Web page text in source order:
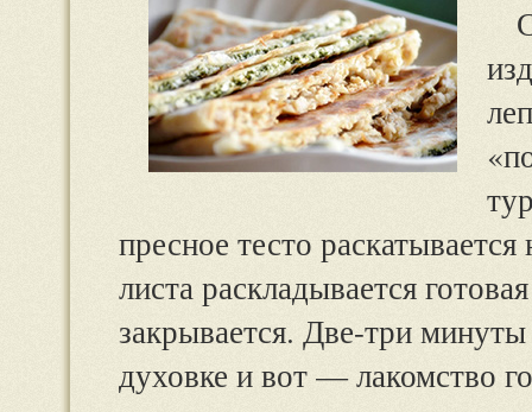
пресное тесто
листа раскладывается
закрывается. Две-три
духовке и вот — лакомство